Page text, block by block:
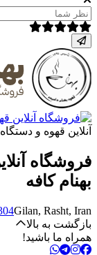
آنلاین قهوه و
فروشگاه
بهنام کافه
Gilan, Rasht, Iran
بازگشت به بالا
همراه ما باشید!